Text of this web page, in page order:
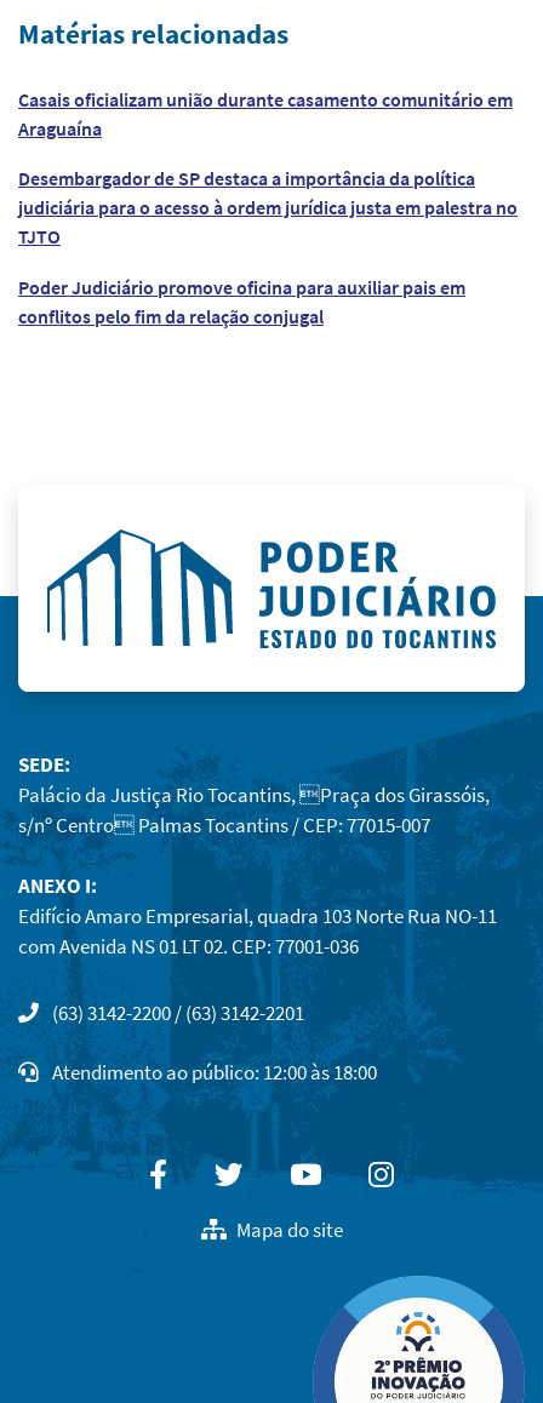
Matérias relacionadas
Casais oficializam união durante casamento comunitário em
Araguaína
Desembargador de SP destaca a importância da política
judiciária para o acesso à ordem jurídica justa em palestra no
TJTO
Poder Judiciário promove oficina para auxiliar pais em
conflitos pelo fim da relação conjugal
SEDE:
Palácio da Justiça Rio Tocantins, Praça dos Girassóis,
s/nº Centro Palmas Tocantins / CEP: 77015-007
ANEXO I:
Edifício Amaro Empresarial, quadra 103 Norte Rua NO-11
com Avenida NS 01 LT 02. CEP: 77001-036
(63) 3142-2200 / (63) 3142-2201
Atendimento ao público: 12:00 às 18:00
FacebookTwitterYoutubeInstagram
Mapa do site